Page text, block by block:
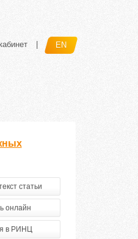
EN
статьи
онлайн
в РИНЦ